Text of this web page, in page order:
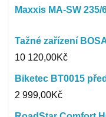
Maxxis MA-SW 235/
Tažné zařízení
10 120,00Kč
Biketec BT0015
2 999,00Kč